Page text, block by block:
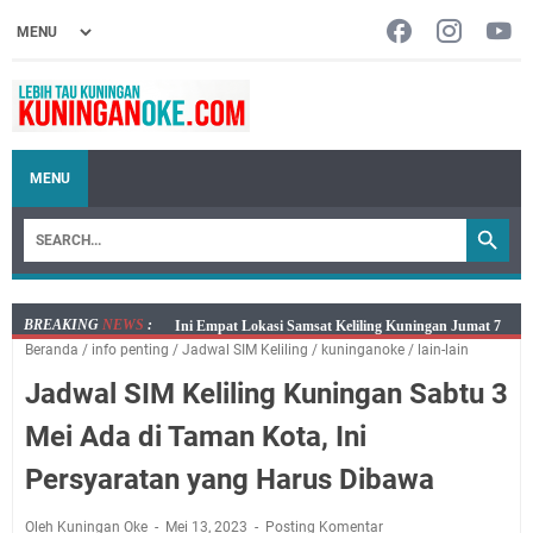
MENU
BREAKING NEWS :
Jumat 7 Agustus 2026 Mobil SIM Keliling Ada di
Kecamatan Sindangagung
Embun Pagi Jumat 8 Agustus 2026: Jika Keberkahan
Kelaparan Meskipun Memiliki Sekarung Penuh Uang
Salat Lima Waktu itu Bukan Cuma Kewajiban, Tapi
Beranda / info penting / Jadwal SIM Keliling / kuninganoke / lain-lain
Jadwal SIM Keliling Kuningan Sabtu 3
Mei Ada di Taman Kota, Ini
Persyaratan yang Harus Dibawa
Oleh Kuningan Oke Mei 13, 2023 Posting Komentar